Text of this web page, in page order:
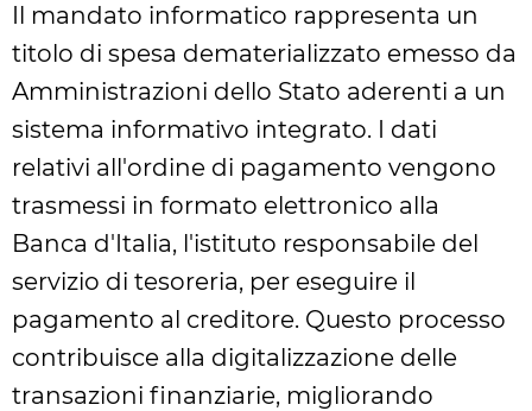
Il mandato informatico rappresenta un
titolo di spesa dematerializzato emesso da
Amministrazioni dello Stato aderenti a un
sistema informativo integrato. I dati
relativi all'ordine di pagamento vengono
trasmessi in formato elettronico alla
Banca d'Italia, l'istituto responsabile del
servizio di tesoreria, per eseguire il
pagamento al creditore. Questo processo
contribuisce alla digitalizzazione delle
transazioni finanziarie, migliorando